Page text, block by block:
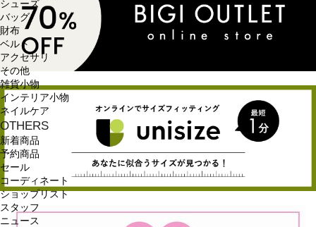
シューズ
バッグ
財布
ベルト
アクセサリ
その他
雑貨小物
インテリア小物
ネイルケア
OTHERS
新着商品
予約商品
セール
コーディネート
ショップリスト
スタッフ
ニュース